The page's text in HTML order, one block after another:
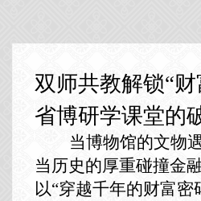
双师共教解锁“
省博研学课堂的
当博物馆的文物
当历史的厚重碰撞金
以“穿越千年的财富密